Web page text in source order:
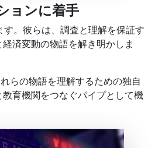
ョンに着手
。彼らは、調査と理解を保証す
済変動の物語を解き明かしま
らの物語を理解するための独自
育機関をつなぐパイプとして機